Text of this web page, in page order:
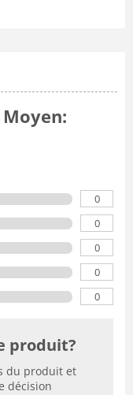
0
0
0
0
0
produit?
du produit et
décision